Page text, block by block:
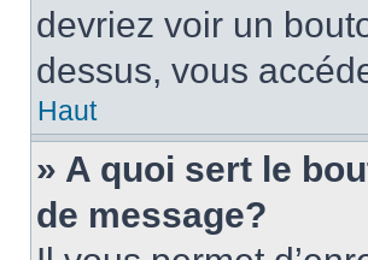
devriez voir un
dessus, vous
Haut
» A quoi sert le
de message?